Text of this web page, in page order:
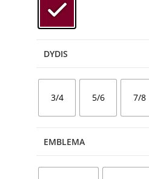
DYDIS
3/4 5/6 7/8
EMBLEMA